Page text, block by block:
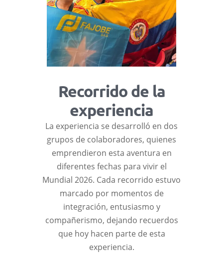
Recorrido de la
experiencia
La experiencia se desarrolló en dos
grupos de colaboradores, quienes
emprendieron esta aventura en
diferentes fechas para vivir el
Mundial 2026. Cada recorrido estuvo
marcado por momentos de
integración, entusiasmo y
compañerismo, dejando recuerdos
que hoy hacen parte de esta
experiencia.